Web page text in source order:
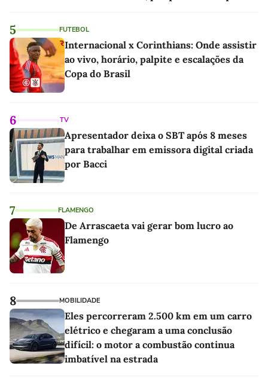
5 FUTEBOL
Internacional x Corinthians: Onde assistir
ao vivo, horário, palpite e escalações da
Copa do Brasil
6 TV
Apresentador deixa o SBT após 8 meses
para trabalhar em emissora digital criada
por Bacci
7 FLAMENGO
De Arrascaeta vai gerar bom lucro ao
Flamengo
8 MOBILIDADE
Eles percorreram 2.500 km em um carro
elétrico e chegaram a uma conclusão
difícil: o motor a combustão continua
imbatível na estrada